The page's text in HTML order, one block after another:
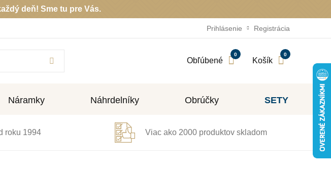
deň! Sme tu pre Vás.
Prihlásenie Registrácia
Obľúbené
0
Košík
0
Náramky Náhrdelníky Obrúčky SETY
roku 1994 Viac ako 2000 produktov skladom